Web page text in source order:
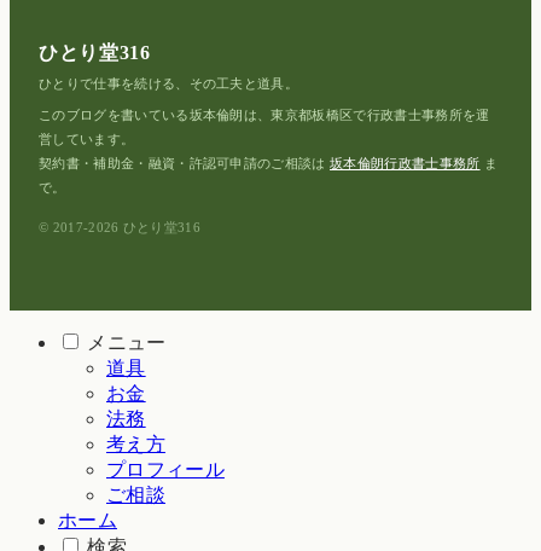
ひとり堂316
ひとりで仕事を続ける、その工夫と道具。
このブログを書いている坂本倫朗は、東京都板橋区で行政書士事務所を運
営しています。
契約書・補助金・融資・許認可申請のご相談は坂本倫朗行政書士事務所 ま
で。
© 2017-2026 ひとり堂316
メニュー
道具
お金
法務
考え方
プロフィール
ご相談
ホーム
検索